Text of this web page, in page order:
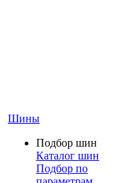
Шины
Подбор шин
Каталог шин
Подбор по